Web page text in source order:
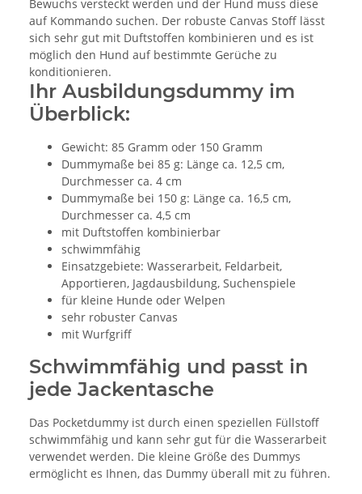
Bewuchs versteckt werden und der Hund muss diese
auf Kommando suchen. Der robuste Canvas Stoff lässt
sich sehr gut mit Duftstoffen kombinieren und es ist
möglich den Hund auf bestimmte Gerüche zu
konditionieren.
Ihr Ausbildungsdummy im
Überblick:
Gewicht: 85 Gramm oder 150 Gramm
Dummymaße bei 85 g: Länge ca. 12,5 cm,
Durchmesser ca. 4 cm
Dummymaße bei 150 g: Länge ca. 16,5 cm,
Durchmesser ca. 4,5 cm
mit Duftstoffen kombinierbar
schwimmfähig
Einsatzgebiete: Wasserarbeit, Feldarbeit,
Apportieren, Jagdausbildung, Suchenspiele
für kleine Hunde oder Welpen
sehr robuster Canvas
mit Wurfgriff
Schwimmfähig und passt in
jede Jackentasche
Das Pocketdummy ist durch einen speziellen Füllstoff
schwimmfähig und kann sehr gut für die Wasserarbeit
verwendet werden. Die kleine Größe des Dummys
ermöglicht es Ihnen, das Dummy überall mit zu führen.